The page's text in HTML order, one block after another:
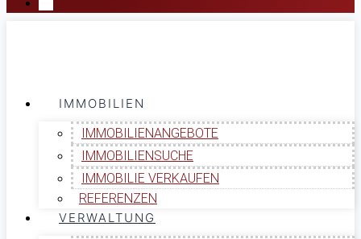
IMMOBILIEN
IMMOBILIENANGEBOTE
IMMOBILIENSUCHE
IMMOBILIE VERKAUFEN
REFERENZEN
VERWALTUNG